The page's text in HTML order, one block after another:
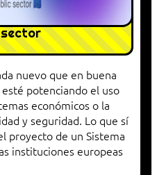
sector
nuevo que en buena
potenciando el uso
económicos o la
y seguridad. Lo que sí
proyecto de un Sistema
instituciones europeas